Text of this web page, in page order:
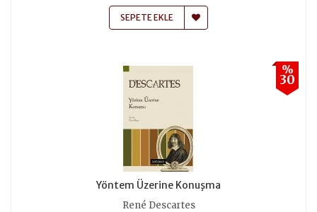
SEPETE EKLE
%
30
Yöntem Üzerine Konuşma
René Descartes